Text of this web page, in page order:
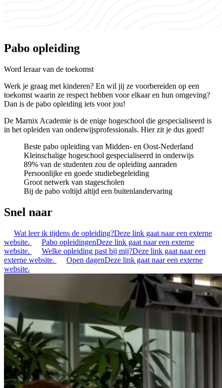
Pabo opleiding
Word leraar van de toekomst
Werk je graag met kinderen? En wil jij ze voorbereiden op een
toekomst waarin ze respect hebben voor elkaar en hun omgeving?
Dan is de pabo opleiding iets voor jou!
De Marnix Academie is de enige hogeschool die gespecialiseerd is
in het opleiden van onderwijsprofessionals. Hier zit je dus goed!
Beste pabo opleiding van Midden- en Oost-Nederland
Kleinschalige hogeschool gespecialiseerd in onderwijs
89% van de studenten zou de opleiding aanraden
Persoonlijke en goede studiebegeleiding
Groot netwerk van stagescholen
Bij de pabo voltijd altijd een buitenlandervaring
Snel naar
Wat leer ik tijdens de opleiding?Deze link gaat naar een externe
website.
Pabo opleidingenDeze link gaat naar een externe
website.
Welke opleiding past bij mij?Deze link gaat naar een
externe website.
Open dagenDeze link gaat naar een externe
website.